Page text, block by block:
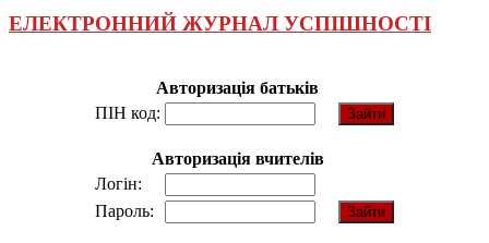
ЕЛЕКТРОННИЙ ЖУРНАЛ УСПІШНОСТІ
Авторизація батьків
ПІН код:
Авторизація вчителів
Логін:
Пароль: